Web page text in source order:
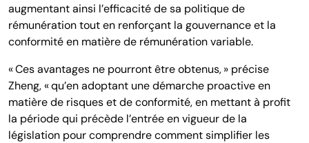
augmentant ainsi l’efficacité de sa politique de
rémunération tout en renforçant la gouvernance et la
conformité en matière de rémunération variable.
« Ces avantages ne pourront être obtenus, » précise
Zheng, « qu’en adoptant une démarche proactive en
matière de risques et de conformité, en mettant à profit
la période qui précède l’entrée en vigueur de la
législation pour comprendre comment simplifier les